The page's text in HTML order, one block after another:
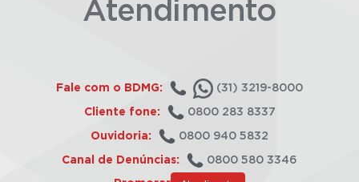
Atendimento
Fale com o BDMG: (31) 3219-8000
Cliente fone: 0800 283 8337
Ouvidoria: 0800 940 5832
Canal de Denúncias: 0800 580 3346